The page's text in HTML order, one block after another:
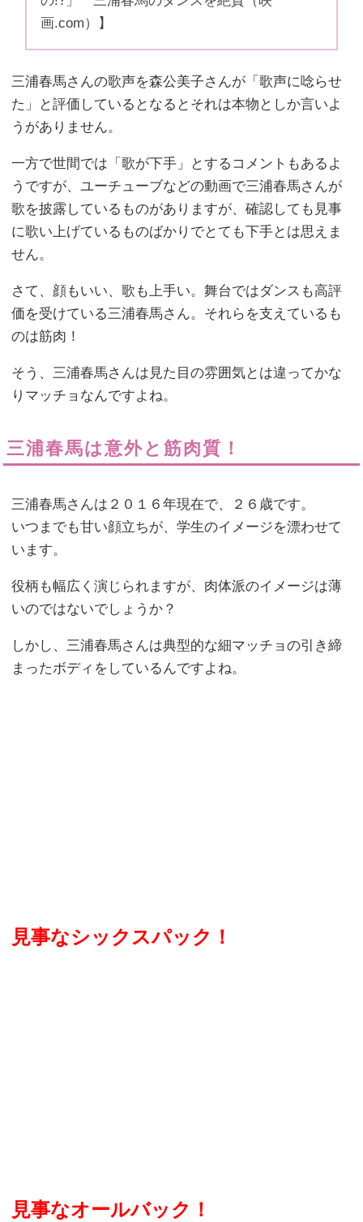
画.com）】
三浦春馬さんの歌声を森公美子さんが「歌声に唸らせ
た」と評価しているとなるとそれは本物としか言いよ
うがありません。
一方で世間では「歌が下手」とするコメントもあるよ
うですが、ユーチューブなどの動画で三浦春馬さんが
歌を披露しているものがありますが、確認しても見事
に歌い上げているものばかりでとても下手とは思えま
せん。
さて、顔もいい、歌も上手い。舞台ではダンスも高評
価を受けている三浦春馬さん。それらを支えているも
のは筋肉！
そう、三浦春馬さんは見た目の雰囲気とは違ってかな
りマッチョなんですよね。
三浦春馬は意外と筋肉質！
三浦春馬さんは２０１６年現在で、２６歳です。
いつまでも甘い顔立ちが、学生のイメージを漂わせて
います。
役柄も幅広く演じられますが、肉体派のイメージは薄
いのではないでしょうか？
しかし、三浦春馬さんは典型的な細マッチョの引き締
まったボディをしているんですよね。
見事なシックスパック！
見事なオールバック！